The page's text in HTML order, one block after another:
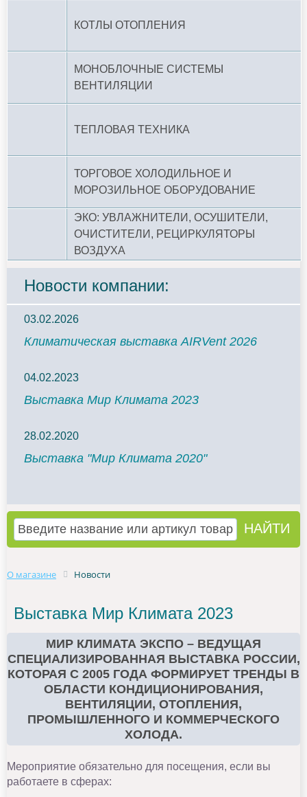
КОТЛЫ ОТОПЛЕНИЯ
МОНОБЛОЧНЫЕ СИСТЕМЫ
ВЕНТИЛЯЦИИ
ТЕПЛОВАЯ ТЕХНИКА
ТОРГОВОЕ ХОЛОДИЛЬНОЕ И
МОРОЗИЛЬНОЕ ОБОРУДОВАНИЕ
ЭКО: УВЛАЖНИТЕЛИ, ОСУШИТЕЛИ,
ОЧИСТИТЕЛИ, РЕЦИРКУЛЯТОРЫ
ВОЗДУХА
Новости компании:
03.02.2026
Климатическая выставка AIRVent 2026
04.02.2023
Выставка Мир Климата 2023
28.02.2020
Выставка "Мир Климата 2020"
О магазине Новости
Выставка Мир Климата 2023
МИР КЛИМАТА ЭКСПО – ВЕДУЩАЯ
СПЕЦИАЛИЗИРОВАННАЯ ВЫСТАВКА РОССИИ,
КОТОРАЯ С 2005 ГОДА ФОРМИРУЕТ ТРЕНДЫ В
ОБЛАСТИ КОНДИЦИОНИРОВАНИЯ,
ВЕНТИЛЯЦИИ, ОТОПЛЕНИЯ,
ПРОМЫШЛЕННОГО И КОММЕРЧЕСКОГО
ХОЛОДА.
Мероприятие обязательно для посещения, если вы
работаете в сферах: